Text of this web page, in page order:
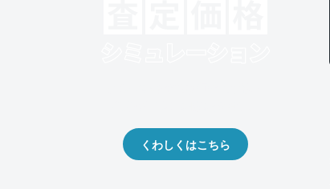
くわしくはこちら